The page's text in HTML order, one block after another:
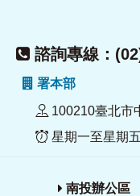
諮詢專線：
署本部
100210臺北市
星期一至星期
南投辦公區